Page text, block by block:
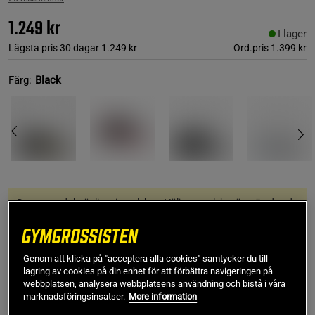
1.249 kr
Lägsta pris 30 dagar 1.249 kr Ord.pris 1.399 kr
I lager
Färg: Black
Denna produkt är liten i storleken. Välj en storlek större än den du
44
Lägg i varukorgen
Genom att klicka på "acceptera alla cookies" samtycker du till
lagring av cookies på din enhet för att förbättra navigeringen på
webbplatsen, analysera webbplatsens användning och bistå i våra
marknadsföringsinsatser. More information